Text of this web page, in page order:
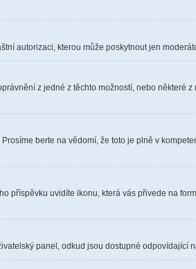
autorizaci, kterou může poskytnout jen
z jedné z těchto možností, nebo některé
berte na vědomí, že toto je plně v
příspěvku uvidíte ikonu, která vás přivede na
panel, odkud jsou dostupné odpovídající